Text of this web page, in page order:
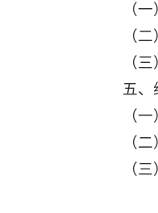
（
（
（
五、
（
（
（